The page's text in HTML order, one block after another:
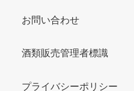
お問い合わせ
酒類販売管理者標識
プライバシーポリシー